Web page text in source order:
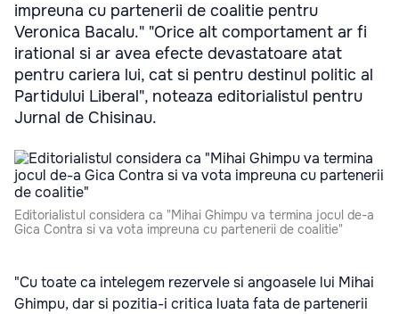
impreuna cu partenerii de coalitie pentru
Veronica Bacalu." "Orice alt comportament ar fi
irational si ar avea efecte devastatoare atat
pentru cariera lui, cat si pentru destinul politic al
Partidului Liberal", noteaza editorialistul pentru
Jurnal de Chisinau.
Editorialistul considera ca "Mihai Ghimpu va termina jocul de-a
Gica Contra si va vota impreuna cu partenerii de coalitie"
"Cu toate ca intelegem rezervele si angoasele lui Mihai
Ghimpu, dar si pozitia-i critica luata fata de partenerii